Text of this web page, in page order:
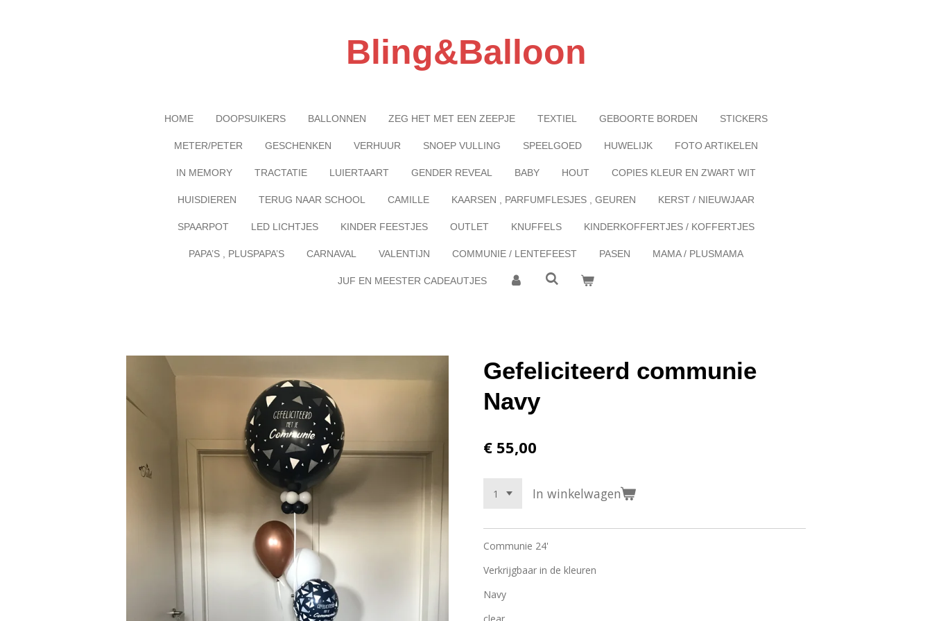
Bling&Balloon
HOME DOOPSUIKERS BALLONNEN ZEG HET MET EEN ZEEPJE TEXTIEL GEBOORTE BORDEN STICKERS
METER/PETER GESCHENKEN VERHUUR SNOEP VULLING SPEELGOED HUWELIJK FOTO ARTIKELEN
IN MEMORY TRACTATIE LUIERTAART GENDER REVEAL BABY HOUT COPIES KLEUR EN ZWART WIT
HUISDIEREN TERUG NAAR SCHOOL CAMILLE KAARSEN , PARFUMFLESJES , GEUREN KERST / NIEUWJAAR
SPAARPOT LED LICHTJES KINDER FEESTJES OUTLET KNUFFELS KINDERKOFFERTJES / KOFFERTJES
PAPA’S , PLUSPAPA’S CARNAVAL VALENTIJN COMMUNIE / LENTEFEEST PASEN MAMA / PLUSMAMA
JUF EN MEESTER CADEAUTJES
Gefeliciteerd communie
Navy
€ 55,00
In winkelwagen
Communie 24'
Verkrijgbaar in de kleuren
Navy